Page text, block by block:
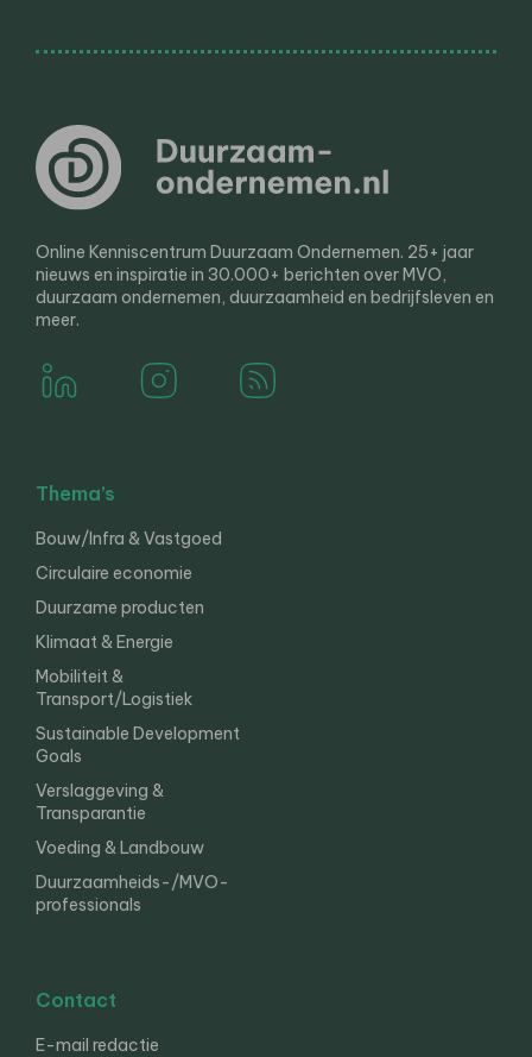
Online Kenniscentrum Duurzaam Ondernemen. 25+ jaar
nieuws en inspiratie in 30.000+ berichten over MVO,
duurzaam ondernemen, duurzaamheid en bedrijfsleven en
meer.
Thema’s
Bouw/Infra & Vastgoed
Circulaire economie
Duurzame producten
Klimaat & Energie
Mobiliteit &
Transport/Logistiek
Sustainable Development
Goals
Verslaggeving &
Transparantie
Voeding & Landbouw
Duurzaamheids-/MVO-
professionals
Contact
E-mail redactie